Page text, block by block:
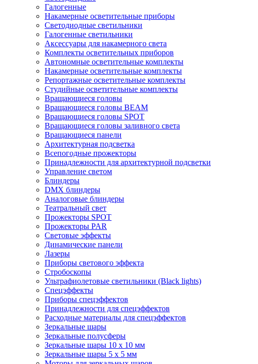
Галогенные
Накамерные осветительные приборы
Светодиодные светильники
Галогенные светильники
Аксессуары для накамерного света
Комплекты осветительных приборов
Автономные осветительные комплекты
Накамерные осветительные комплекты
Репортажные осветительные комплекты
Студийные осветительные комплекты
Вращающиеся головы
Вращающиеся головы BEAM
Вращающиеся головы SPOT
Вращающиеся головы заливного света
Вращающиеся панели
Архитектурная подсветка
Всепогодные прожекторы
Принадлежности для архитектурной подсветки
Управление светом
Блиндеры
DMX блиндеры
Аналоговые блиндеры
Театральный свет
Прожекторы SPOT
Прожекторы PAR
Световые эффекты
Динамические панели
Лазеры
Приборы светового эффекта
Стробоскопы
Ультрафиолетовые светильники (Black lights)
Спецэффекты
Приборы спецэффектов
Принадлежности для спецэффектов
Расходные материалы для спецэффектов
Зеркальные шары
Зеркальные полусферы
Зеркальные шары 10 х 10 мм
Зеркальные шары 5 х 5 мм